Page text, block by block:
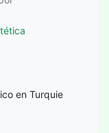
en Turquie